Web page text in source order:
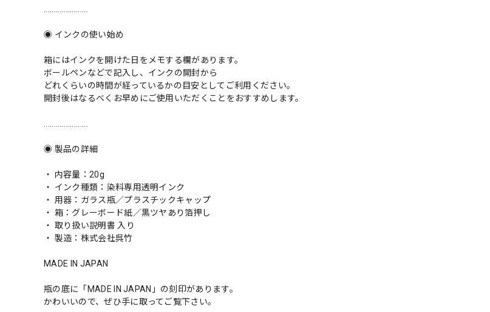
◉ インクの使い始め
箱にはインクを開けた日をメモする欄があります。
ボールペンなどで記入し、インクの開封から
どれくらいの時間が経っているかの目安としてご利用ください。
開封後はなるべくお早めにご使用いただくことをおすすめします。
◉ 製品の詳細
・ 内容量：20g
・ インク種類：染料専用透明インク
・ 用器：ガラス瓶／プラスチックキャップ
・ 箱：グレーボード紙／黒ツヤあり箔押し
・ 取り扱い説明書 入り
・ 製造：株式会社呉竹
MADE IN JAPAN
瓶の底に「MADE IN JAPAN」の刻印があります。
かわいいので、ぜひ手に取ってご覧下さい。